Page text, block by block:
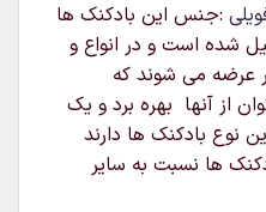
:جنس این بادکنک ها
شده است و در انواع و
عرضه می شوند که
از آنها بهره برد و یک
نوع بادکنک ها دارند
ها نسبت به سایر